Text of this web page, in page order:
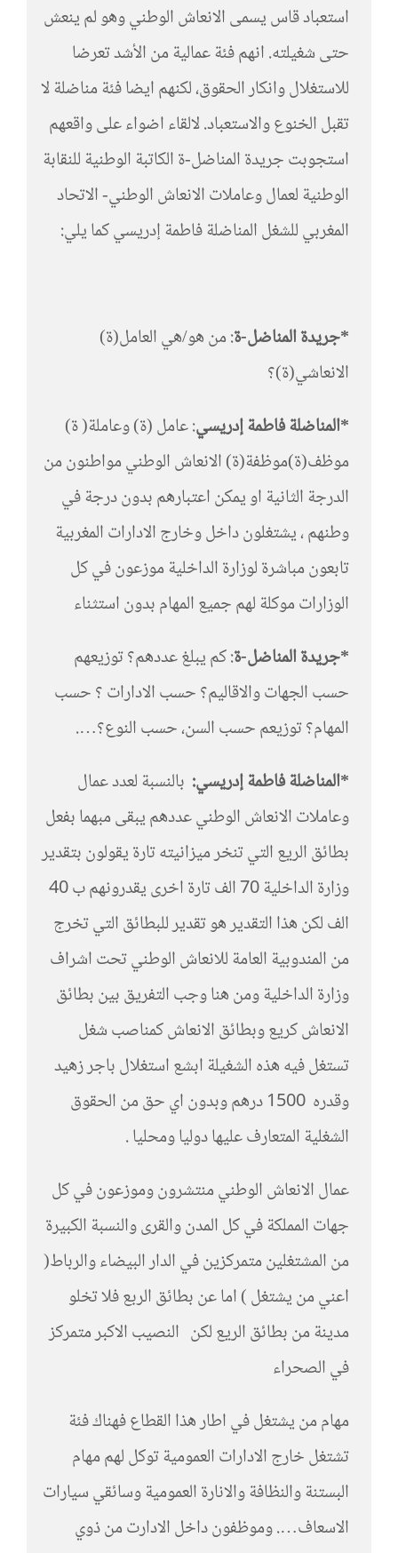
استعباد قاس يسمى الانعاش الوطني وهو لم ينعش
حتى شغيلته. انهم فئة عمالية من الأشد تعرضا
للاستغلال وانكار الحقوق، لكنهم ايضا فئة مناضلة لا
تقبل الخنوع والاستعباد. لالقاء اضواء على واقعهم
استجوبت جريدة المناضل-ة الكاتبة الوطنية للنقابة
الوطنية لعمال وعاملات الانعاش الوطني- الاتحاد
المغربي للشغل المناضلة فاطمة إدريسي كما يلي:
*جريدة المناضل-ة: من هو/هي العامل(ة)
الانعاشي(ة)؟
*المناضلة فاطمة إدريسي: عامل (ة) وعاملة( ة)
موظف(ة)موظفة(ة) الانعاش الوطني مواطنون من
الدرجة الثانية او يمكن اعتبارهم بدون درجة في
وطنهم ، يشتغلون داخل وخارج الادارات المغربية
تابعون مباشرة لوزارة الداخلية موزعون في كل
الوزارات موكلة لهم جميع المهام بدون استثناء
*جريدة المناضل-ة: كم يبلغ عددهم؟ توزيعهم
حسب الجهات والاقاليم؟ حسب الادارات ؟ حسب
المهام؟ توزيعم حسب السن، حسب النوع؟….
*المناضلة فاطمة إدريسي: بالنسبة لعدد عمال
وعاملات الانعاش الوطني عددهم يبقى مبهما بفعل
بطائق الريع التي تنخر ميزانيته تارة يقولون بتقدير
وزارة الداخلية 70 الف تارة اخرى يقدرونهم ب 40
الف لكن هذا التقدير هو تقدير للبطائق التي تخرج
من المندوبية العامة للانعاش الوطني تحت اشراف
وزارة الداخلية ومن هنا وجب التفريق بين بطائق
الانعاش كريع وبطائق الانعاش كمناصب شغل
تستغل فيه هذه الشغيلة ابشع استغلال باجر زهيد
وقدره 1500 درهم وبدون اي حق من الحقوق
الشغلية المتعارف عليها دوليا ومحليا .
عمال الانعاش الوطني منتشرون وموزعون في كل
جهات المملكة في كل المدن والقرى والنسبة الكبيرة
من المشتغلين متمركزين في الدار البيضاء والرباط(
اعني من يشتغل ) اما عن بطائق الربع فلا تخلو
مدينة من بطائق الريع لكن النصيب الاكبر متمركز
في الصحراء
مهام من يشتغل في اطار هذا القطاع فهناك فئة
تشتغل خارج الادارات العمومية توكل لهم مهام
البستنة والنظافة والانارة العمومية وسائقي سيارات
الاسعاف…. وموظفون داخل الادارت من ذوي